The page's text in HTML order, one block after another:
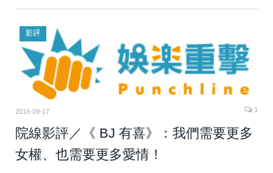
影評
2016-09-17 1
院線影評／《 BJ 有喜》：我們需要更多
女權、也需要更多愛情！